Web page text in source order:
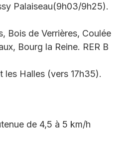
Palaiseau(9h03/9h25).
Bois de Verrières, Coulée
Bourg la Reine. RER B
les Halles (vers 17h35).
de 4,5 à 5 km/h